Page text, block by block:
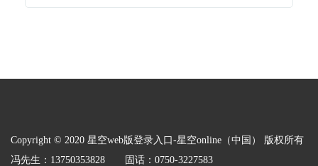
Copyright © 2020 星空web版登录入口-星空online（中国） 版权所有
冯先生：13750353828 固话：0750-3227583